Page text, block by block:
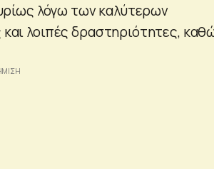
λόγω των καλύτερων
λοιπές δραστηριότητες,